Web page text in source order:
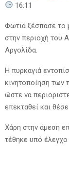
16:11
Φωτιά ξέσπασε το
στην περιοχή του
Αργολίδα.
Η πυρκαγιά
κινητοποίηση των
ώστε να
επεκταθεί και
Χάρη στην άμεση
τέθηκε υπό έλεγχο